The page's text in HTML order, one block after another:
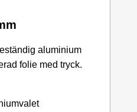
aluminium
folie med tryck.